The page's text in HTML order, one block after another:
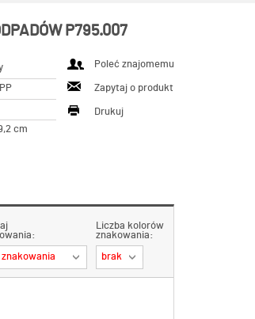
P795.007
cm
Poleć znajomemu
Zapytaj o produkt
Drukuj
znakowania
Liczba kolorów
znakowania:
brak